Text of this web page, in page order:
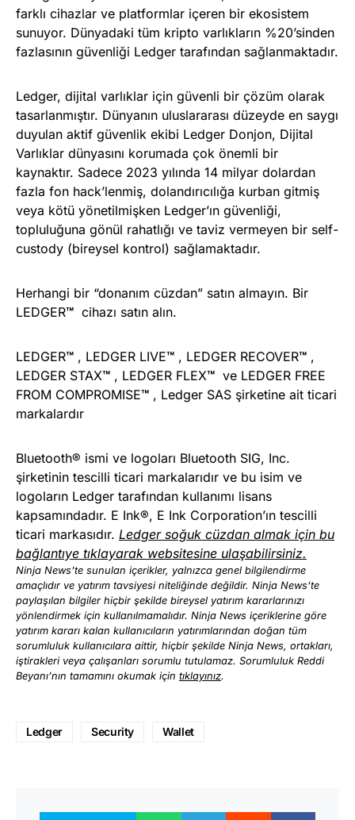
farklı cihazlar ve platformlar içeren bir ekosistem
sunuyor. Dünyadaki tüm kripto varlıkların %20’sinden
fazlasının güvenliği Ledger tarafından sağlanmaktadır.
Ledger, dijital varlıklar için güvenli bir çözüm olarak
tasarlanmıştır. Dünyanın uluslararası düzeyde en saygı
duyulan aktif güvenlik ekibi Ledger Donjon, Dijital
Varlıklar dünyasını korumada çok önemli bir
kaynaktır. Sadece 2023 yılında 14 milyar dolardan
fazla fon hack’lenmiş, dolandırıcılığa kurban gitmiş
veya kötü yönetilmişken Ledger’ın güvenliği,
topluluğuna gönül rahatlığı ve taviz vermeyen bir self-
custody (bireysel kontrol) sağlamaktadır.
Herhangi bir “donanım cüzdan” satın almayın. Bir
LEDGER™ cihazı satın alın.
LEDGER™ , LEDGER LIVE™ , LEDGER RECOVER™ ,
LEDGER STAX™ , LEDGER FLEX™ ve LEDGER FREE
FROM COMPROMISE™ , Ledger SAS şirketine ait ticari
markalardır
Bluetooth® ismi ve logoları Bluetooth SIG, Inc.
şirketinin tescilli ticari markalarıdır ve bu isim ve
logoların Ledger tarafından kullanımı lisans
kapsamındadır. E Ink®, E Ink Corporation’ın tescilli
ticari markasıdır. Ledger soğuk cüzdan almak için bu
bağlantıye tıklayarak websitesine ulaşabilirsiniz.
Ninja News’te sunulan içerikler, yalnızca genel bilgilendirme
amaçlıdır ve yatırım tavsiyesi niteliğinde değildir. Ninja News’te
paylaşılan bilgiler hiçbir şekilde bireysel yatırım kararlarınızı
yönlendirmek için kullanılmamalıdır. Ninja News içeriklerine göre
yatırım kararı kalan kullanıcıların yatırımlarından doğan tüm
sorumluluk kullanıcılara aittir, hiçbir şekilde Ninja News, ortakları,
iştirakleri veya çalışanları sorumlu tutulamaz. Sorumluluk Reddi
Beyanı’nın tamamını okumak için tıklayınız.
Ledger Security Wallet